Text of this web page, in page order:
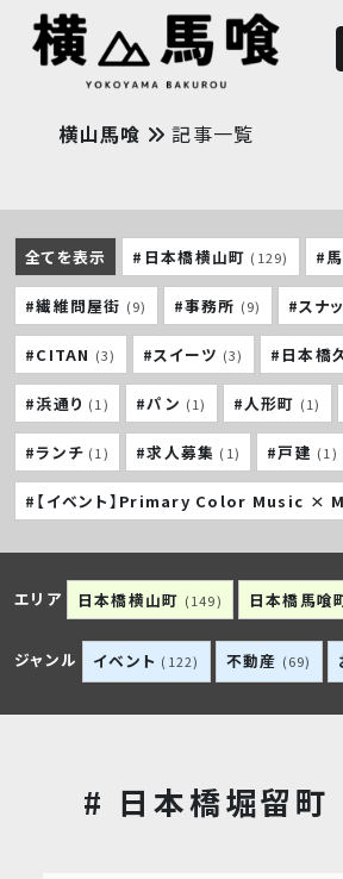
横山馬喰 記事一覧
全てを表示 #日本橋横山町 (129) #
#繊維問屋街 (9) #事務所 (9) #スナ
#CITAN (3) #スイーツ (3) #日本橋
#浜通り (1) #パン (1) #人形町 (1)
#ランチ (1) #求人募集 (1) #戸建 (1)
#【イベント】Primary Color Music
エリア 日本橋横山町 (149) 日本橋馬喰
ジャンル イベント (122) 不動産 (69)
# 日本橋堀留町